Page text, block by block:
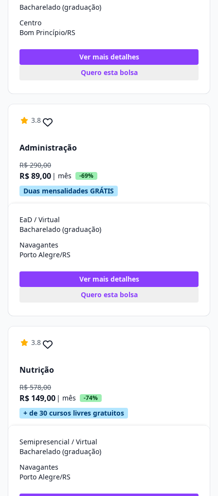
Bacharelado (graduação)
Centro
Bom Princípio/RS
Ver mais detalhes
Quero esta bolsa
3.8
Administração
R$ 290,00
R$ 89,00 | mês -69%
Duas mensalidades GRÁTIS
EaD / Virtual
Bacharelado (graduação)
Navagantes
Porto Alegre/RS
Ver mais detalhes
Quero esta bolsa
3.8
Nutrição
R$ 578,00
R$ 149,00 | mês -74%
+ de 30 cursos livres gratuitos
Semipresencial / Virtual
Bacharelado (graduação)
Navagantes
Porto Alegre/RS